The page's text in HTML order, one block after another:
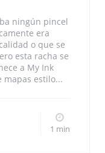
ningún pincel
era
o que se
esta racha se
a My Ink
mapas estilo...
1 min